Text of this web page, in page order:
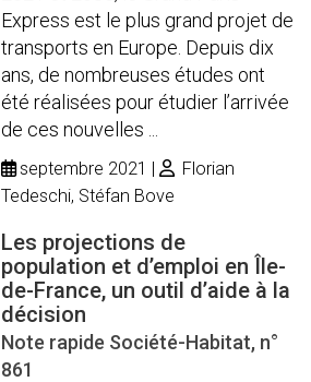
Express est le plus grand projet de
transports en Europe. Depuis dix
ans, de nombreuses études ont
été réalisées pour étudier l’arrivée
de ces nouvelles ...
septembre 2021
Florian
Tedeschi, Stéfan Bove
Les projections de
population et d’emploi en Île-
de-France, un outil d’aide à la
décision
Note rapide Société-Habitat, n°
861